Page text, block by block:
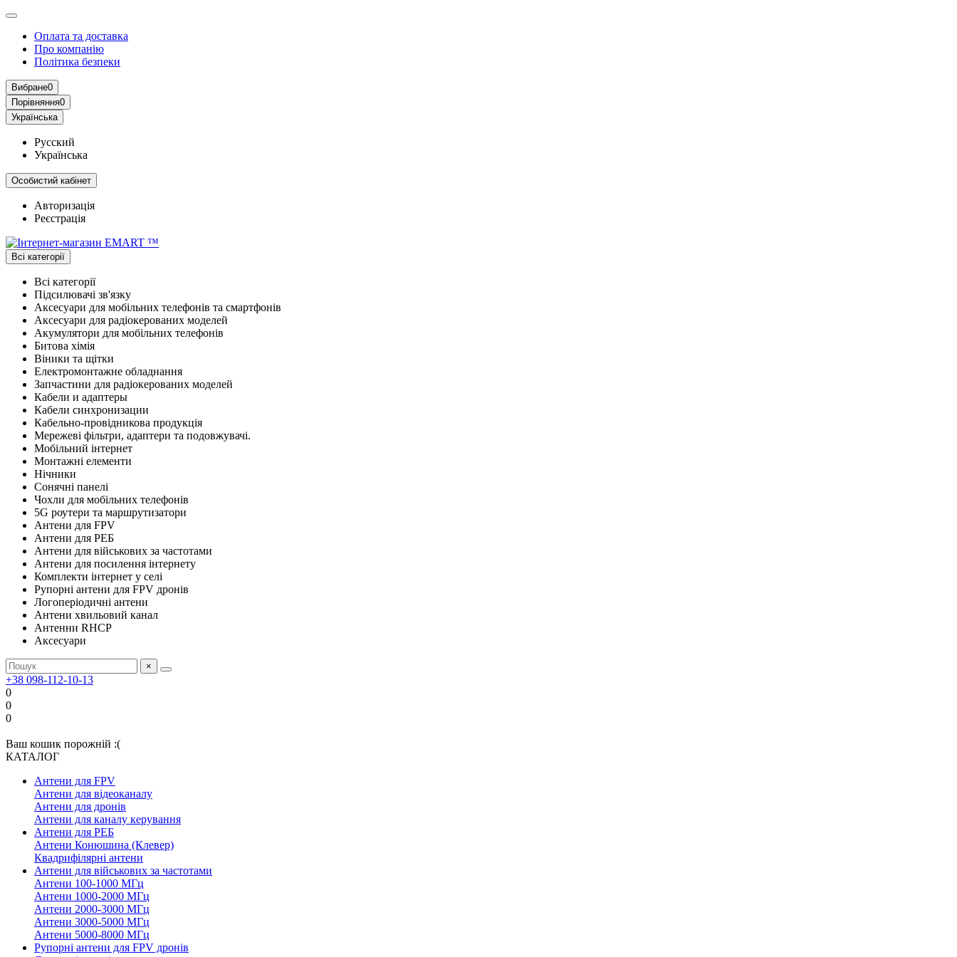
Оплата та доставка
Про компанію
Політика безпеки
Вибране0
Порівняння0
Українська
Русский
Українська
Особистий кабінет
Авторизація
Реєстрація
Всі категорії
Всі категорії
Підсилювачі зв'язку
Аксесуари для мобільних телефонів та смартфонів
Аксесуари для радіокерованих моделей
Акумулятори для мобільних телефонів
Битова хімія
Віники та щітки
Електромонтажне обладнання
Запчастини для радіокерованих моделей
Кабели и адаптеры
Кабели синхронизации
Кабельно-провідникова продукція
Мережеві фільтри, адаптери та подовжувачі.
Мобільний інтернет
Монтажні елементи
Нічники
Сонячні панелі
Чохли для мобільних телефонів
5G роутери та маршрутизатори
Антени для FPV
Антени для РЕБ
Антени для військових за частотами
Антени для посилення інтернету
Комплекти інтернет у селі
Рупорні антени для FPV дронів
Логоперіодичні антени
Антени хвильовий канал
Антенни RHCP
Аксесуари
×
+38 098-112-10-13
0
0
0
Ваш кошик порожній :(
КАТАЛОГ
Антени для FPV
Антени для відеоканалу
Антени для дронів
Антени для каналу керування
Антени для РЕБ
Антени Конюшина (Клевер)
Квадрифілярні антени
Антени для військових за частотами
Антени 100-1000 МГц
Антени 1000-2000 МГц
Антени 2000-3000 МГц
Антени 3000-5000 МГц
Антени 5000-8000 МГц
Рупорні антени для FPV дронів